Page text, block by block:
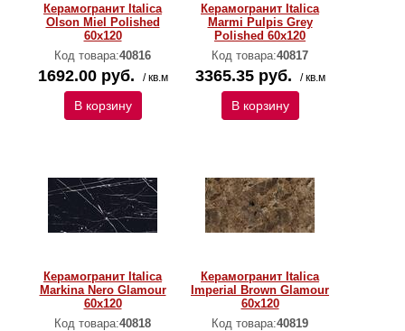
Керамогранит Italica
Olson Miel Polished
60х120
Код товара:40816
1692.00 руб. / кв.м
В корзину
Керамогранит Italica
Marmi Pulpis Grey
Polished 60х120
Код товара:40817
3365.35 руб. / кв.м
В корзину
Керамогранит Italica
Markina Nero Glamour
60х120
Код товара:40818
Керамогранит Italica
Imperial Brown Glamour
60х120
Код товара:40819